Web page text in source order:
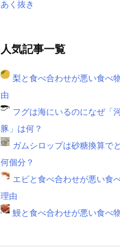
あく抜き
人気記事一覧
梨と食べ合わせが悪い食べ
由
フグは海にいるのになぜ「
豚」は何？
ガムシロップは砂糖換算で
何個分？
エビと食べ合わせが悪い食
理由
鰻と食べ合わせが悪い食べ